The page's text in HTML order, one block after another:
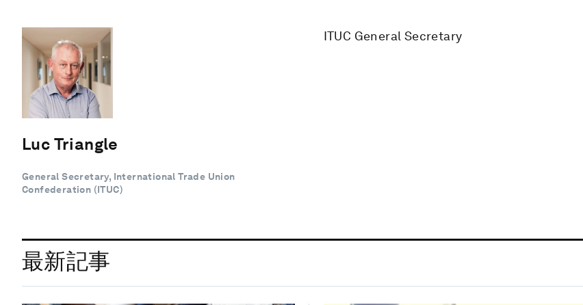
Luc Triangle
General Secretary, International Trade Union
Confederation (ITUC)
ITUC General Secretary
最新記事